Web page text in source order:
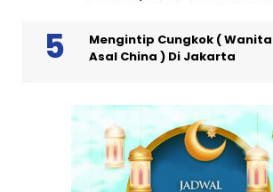
Mengintip Cungkok (
Asal China ) Di Jakarta